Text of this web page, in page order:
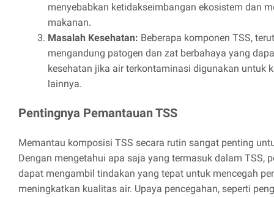
menyebabkan ketidakseimbangan ekosistem dan
makanan.
Masalah Kesehatan: Beberapa komponen TSS,
mengandung patogen dan zat berbahaya yang
kesehatan jika air terkontaminasi digunakan untuk
lainnya.
Pentingnya Pemantauan TSS
Memantau komposisi TSS secara rutin sangat penting
Dengan mengetahui apa saja yang termasuk dalam TSS,
dapat mengambil tindakan yang tepat untuk mencegah
meningkatkan kualitas air. Upaya pencegahan, seperti